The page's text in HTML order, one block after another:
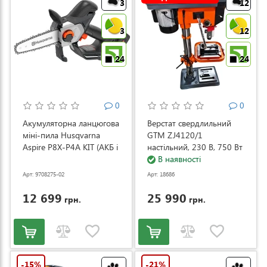
3
3
24
0
Акумуляторна ланцюгова
міні-пила Husqvarna
Aspire P8X-P4A KIT (АКБ і
Арт: 9708275-02
12 699 грн.
12
12
24
0
Верстат свердлильний
GTM ZJ4120/1
настільний, 230 В, 750 Вт
(ZJ4120/1)
В наявності
Арт: 18686
25 990 грн.
-15% -21%